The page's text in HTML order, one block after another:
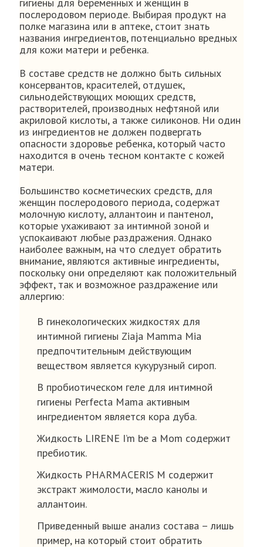
послеродовом периоде. Выбирая продукт на
полке магазина или в аптеке, стоит знать
названия ингредиентов, потенциально вредных
для кожи матери и ребенка.
В составе средств не должно быть сильных
консервантов, красителей, отдушек,
сильнодействующих моющих средств,
растворителей, производных нефтяной или
акриловой кислоты, а также силиконов. Ни один
из ингредиентов не должен подвергать
опасности здоровье ребенка, который часто
находится в очень тесном контакте с кожей
матери.
Большинство косметических средств, для
женщин послеродового периода, содержат
молочную кислоту, аллантоин и пантенол,
которые ухаживают за интимной зоной и
успокаивают любые раздражения. Однако
наиболее важным, на что следует обратить
внимание, являются активные ингредиенты,
поскольку они определяют как положительный
эффект, так и возможное раздражение или
аллергию:
В гинекологических жидкостях для
интимной гигиены Ziaja Mamma Mia
предпочтительным действующим
веществом является кукурузный сироп.
В пробиотическом геле для интимной
гигиены Perfecta Mama активным
ингредиентом является кора дуба.
Жидкость LIRENE I’m be a Mom содержит
пребиотик.
Жидкость PHARMACERIS M содержит
экстракт жимолости, масло канолы и
аллантоин.
Приведенный выше анализ состава – лишь
пример, на который стоит обратить